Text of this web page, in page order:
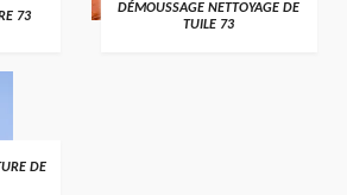
73
DÉMOUSSAGE NETTOYAGE DE
TUILE 73
DE